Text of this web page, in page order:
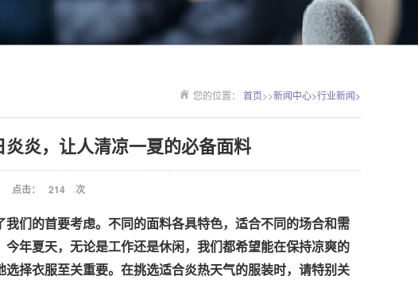
您的位置： 首页>>新闻中心>行业新闻>
炎，让人清凉一夏的必备面料
点击： 214 次
们的首要考虑。不同的面料各具特色，适合不同的场合和需
今年夏天，无论是工作还是休闲，我们都希望能在保持凉爽的
择衣服至关重要。在挑选适合炎热天气的服装时，请特别关